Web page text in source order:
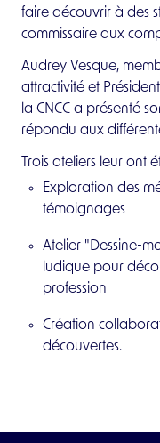
faire découvrir à des
commissaire aux
Audrey Vesque,
attractivité et
la CNCC a présenté
répondu aux
Trois ateliers leur ont
Exploration des
témoignages
Atelier "Dessine-
ludique pour
profession
Création
découvertes.